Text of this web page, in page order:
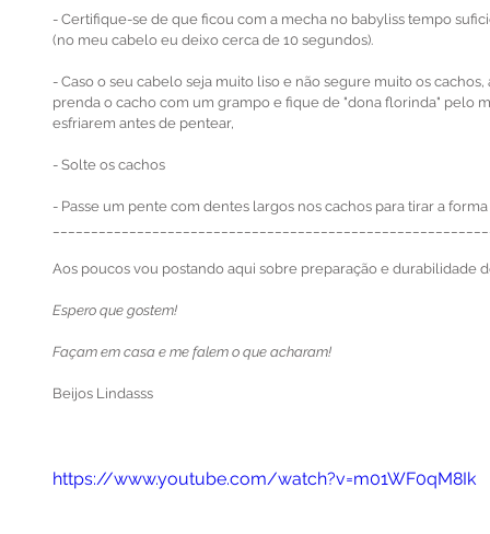
- Certifique-se de que ficou com a mecha no babyliss tempo
(no meu cabelo eu deixo cerca de 10 segundos).
- Caso o seu cabelo seja muito liso e não segure muito os
prenda o cacho com um grampo e fique de "dona florinda" pelo
esfriarem antes de pentear,
- Solte os cachos
- Passe um pente com dentes largos nos cachos para tirar a
Aos poucos vou postando aqui sobre preparação e durabilidade
Espero que gostem!
Façam em casa e me falem o que acharam!
Beijos Lindasss
https://www.youtube.com/watch?v=m01WF0qM8Ik